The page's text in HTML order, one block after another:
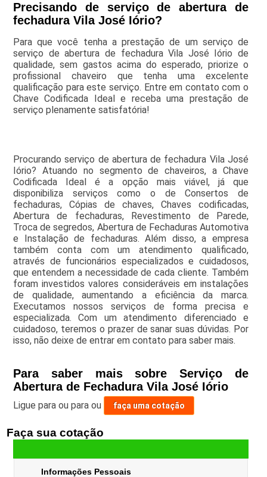
Precisando de serviço de abertura de
fechadura Vila José Iório?
Para que você tenha a prestação de um serviço de
serviço de abertura de fechadura Vila José Iório de
qualidade, sem gastos acima do esperado, priorize o
profissional chaveiro que tenha uma excelente
qualificação para este serviço. Entre em contato com o
Chave Codificada Ideal e receba uma prestação de
serviço plenamente satisfatória!
Procurando serviço de abertura de fechadura Vila José
Iório? Atuando no segmento de chaveiros, a Chave
Codificada Ideal é a opção mais viável, já que
disponibiliza serviços como o de Consertos de
fechaduras, Cópias de chaves, Chaves codificadas,
Abertura de fechaduras, Revestimento de Parede,
Troca de segredos, Abertura de Fechaduras Automotiva
e Instalação de fechaduras. Além disso, a empresa
também conta com um atendimento qualificado,
através de funcionários especializados e cuidadosos,
que entendem a necessidade de cada cliente. Também
foram investidos valores consideráveis em instalações
de qualidade, aumentando a eficiência da marca.
Executamos nossos serviços de forma precisa e
especializada. Com um atendimento diferenciado e
cuidadoso, teremos o prazer de sanar suas dúvidas. Por
isso, não deixe de entrar em contato para saber mais.
Para saber mais sobre Serviço de
Abertura de Fechadura Vila José Iório
Ligue para ou para ou faça uma cotação
Faça sua cotação
Informações Pessoais